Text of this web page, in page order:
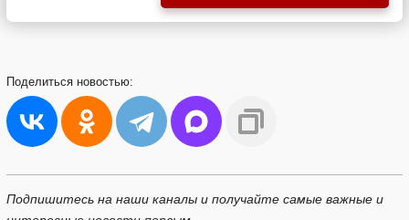
Поделиться новостью:
Подпишитесь на наши каналы и получайте самые важные и